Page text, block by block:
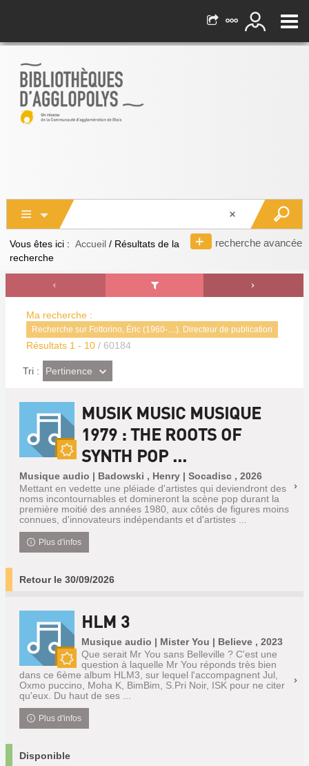
recherche avancée
Vous êtes ici : Accueil / Résultats de la
recherche
Ma recherche :
Recherche sur Fottorino, Éric (1960-....). Directeur de publication
Résultats 1 - 10 / 60184
Tri : (Effet
imédiat)
Pertinence
MUSIK MUSIC MUSIQUE
1979 : THE ROOTS OF
SYNTH POP ...
Musique audio | Badowski , Henry | Socadisc , 2026
Mettant en vedette une pléiade d'artistes qui deviendront des
noms incontournables et domineront la scène pop durant la
première moitié des années 1980, aux côtés de figures moins
connues, d'innovateurs indépendants et d'artistes ...
Plus d'infos
Retour le 30/09/2026
Nouveauté
HLM 3
Musique audio | Mister You | Believe , 2023
Que serait Mr You sans Belleville ? C'est une
question à laquelle Mr You réponds très bien
dans ce 6ème album HLM3, sur lequel l'accompagnent Jul,
Oxmo puccino, Moha K, BimBim, S.Pri Noir, ISK pour ne citer
qu'eux. Du haut de ses ...
Plus d'infos
Disponible